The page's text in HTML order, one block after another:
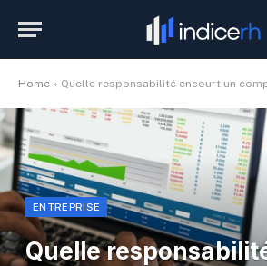
Home » Quelle responsabilité encourt un comptable dans
ENTREPRISE
Quelle